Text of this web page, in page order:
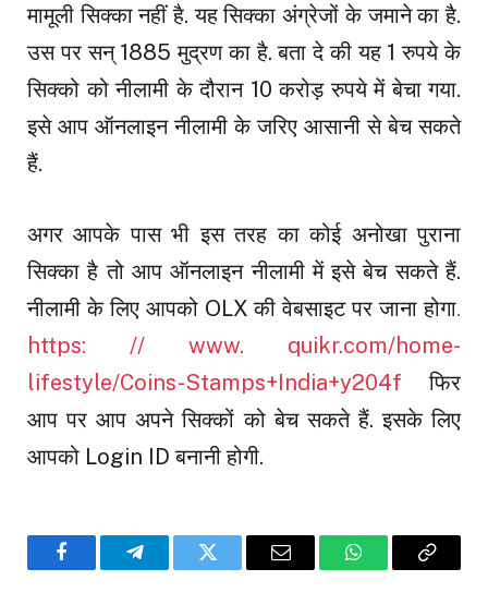
मामूली सिक्का नहीं है. यह सिक्का अंग्रेजों के जमाने का है.
उस पर सन् 1885 मुद्रण का है. बता दे की यह 1 रुपये के
सिक्को को नीलामी के दौरान 10 करोड़ रुपये में बेचा गया.
इसे आप ऑनलाइन नीलामी के जरिए आसानी से बेच सकते
हैं.
अगर आपके पास भी इस तरह का कोई अनोखा पुराना
सिक्का है तो आप ऑनलाइन नीलामी में इसे बेच सकते हैं.
नीलामी के लिए आपको OLX की वेबसाइट पर जाना होगा.
https: // www. quikr.com/home-
lifestyle/Coins-Stamps+India+y204f फिर
आप पर आप अपने सिक्कों को बेच सकते हैं. इसके लिए
आपको Login ID बनानी होगी.
FacebookTelegramTwitter Email WhatsAppCopy